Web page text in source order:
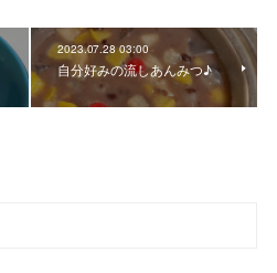
2023.07.28 03:00
自分好みの流しあんみつ♪